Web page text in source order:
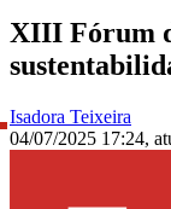
XIII Fórum
Isadora Teixeira
04/07/2025 17:24,